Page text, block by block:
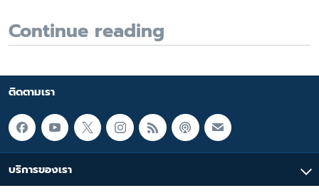
Continue reading
ติดตามเรา
บริการของเรา